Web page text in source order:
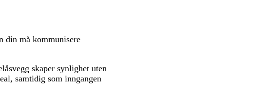
din må kommunisere
skaper synlighet uten
samtidig som inngangen